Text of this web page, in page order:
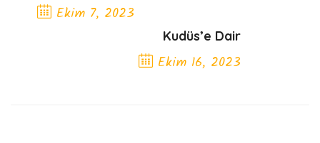
Ekim 7, 2023
Kudüs’e Dair
Ekim 16, 2023